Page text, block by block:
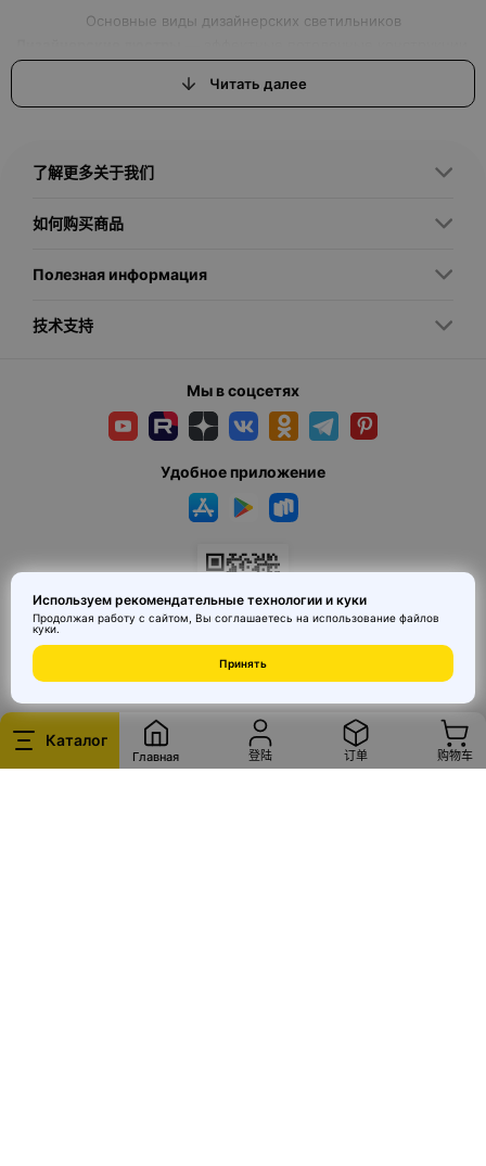
Каталог
Главная 登陆 订单 购物车
Основные виды дизайнерских светильников
подходящие для гостиной, столовой или офиса. Создают
— настенные светильники для локального
освещения коридоров, спален или рабочих зон. Практичность
регулируемым направлением света для уютных уголков или
зонирования пространства.
решения для работы, чтения или минималистичных интерьеров.
Функциональность и комфорт
— регулируемые лампы,
Качество и долговечность
российских брендов с гарантией.
Современное освещение— широкий выбор стилей:
минимализм, лофт, хай-тек, классика и арт-деко.
Как выбрать дизайнерский светильник
При выборе учитывайте: размер и масштаб комнаты,
светильникис доставкой по России и гарантией качества.
Читать далее
了解更多关于我们
如何购买商品
Полезная информация
技术支持
Мы в соцсетях
© 2026 MAI HE MAI. Маркетплейс дизайнерских товаров со всего
Китая по ценам заводов. Все права защищены.
Удобное приложение
Используем рекомендательные технологии и куки
Продолжая работу с сайтом, Вы соглашаетесь на использование файлов
куки.
Принять